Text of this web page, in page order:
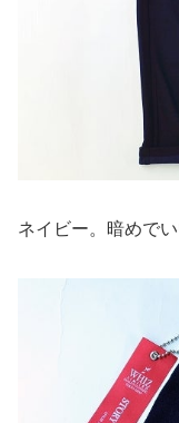
ネイビー。暗めでい